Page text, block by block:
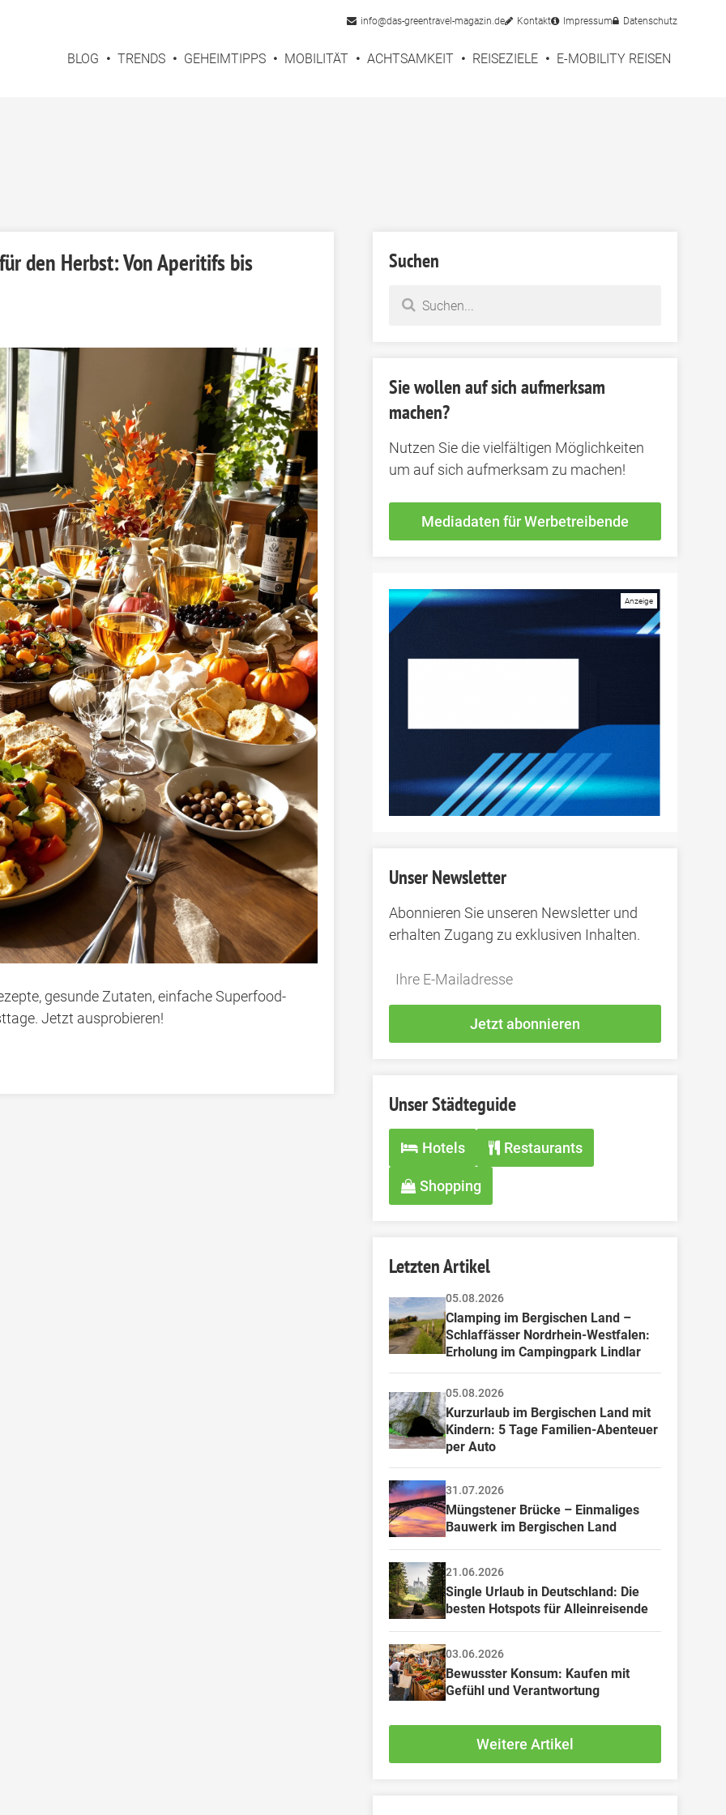
info@das-greentravel-magazin.de Kontakt Impressum Datenschutz
BLOG TRENDS GEHEIMTIPPS MOBILITÄT ACHTSAMKEIT REISEZIELE E-MOBILITY REISEN
den Herbst: Von Aperitifs bis
gesunde Zutaten, einfache Superfood-
Jetzt ausprobieren!
Suchen
Sie wollen auf sich aufmerksam
machen?
Nutzen Sie die vielfältigen Möglichkeiten
um auf sich aufmerksam zu machen!
Mediadaten für Werbetreibende
Unser Newsletter
Abonnieren Sie unseren Newsletter und
erhalten Zugang zu exklusiven Inhalten.
Do
this
*Ihre
Jetzt abonnieren
Unser Städteguide
Hotels Restaurants
Shopping
Letzten Artikel
05.08.2026
Clamping im Bergischen Land –
Schlaffässer Nordrhein-Westfalen:
Erholung im Campingpark Lindlar
05.08.2026
Kurzurlaub im Bergischen Land mit
Kindern: 5 Tage Familien-Abenteuer
per Auto
31.07.2026
Müngstener Brücke – Einmaliges
Bauwerk im Bergischen Land
21.06.2026
Single Urlaub in Deutschland: Die
besten Hotspots für Alleinreisende
03.06.2026
Bewusster Konsum: Kaufen mit
Gefühl und Verantwortung
Weitere Artikel